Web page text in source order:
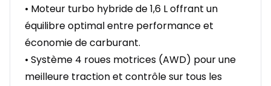
• Moteur turbo hybride de 1,6 L offrant un
équilibre optimal entre performance et
économie de carburant.
• Système 4 roues motrices (AWD) pour une
meilleure traction et contrôle sur tous les